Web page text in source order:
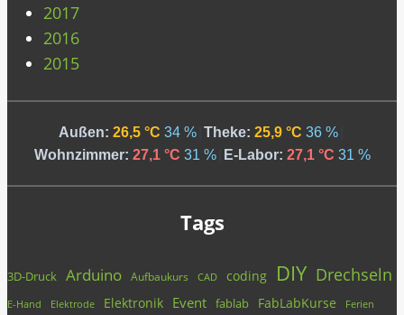
2017
2016
2015
Außen: 26,5 °C 34 % Theke: 25,9 °C 36 %
Wohnzimmer: 27,1 °C 31 % E-Labor: 27,1 °C 31 %
Tags
3D-Druck Arduino Aufbaukurs CAD coding DIY Drechseln
E-Hand Elektrode Elektronik Event fablab FabLabKurse Ferien